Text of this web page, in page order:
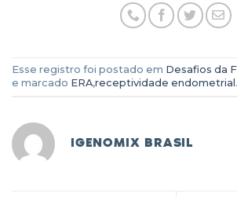
Esse registro foi postado em Desafios da
e marcado ERA,receptividade endometrial .
IGENOMIX BRASIL